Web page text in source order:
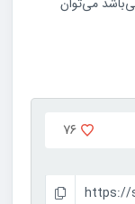
۷۶
https://